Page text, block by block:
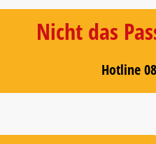
Nicht das
Hotline